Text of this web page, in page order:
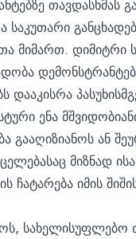
საკუთარი
მიმართ. დიმიტრი
ენა
გააღიზიანოს ან
მიზნად
ჩატარება იმის